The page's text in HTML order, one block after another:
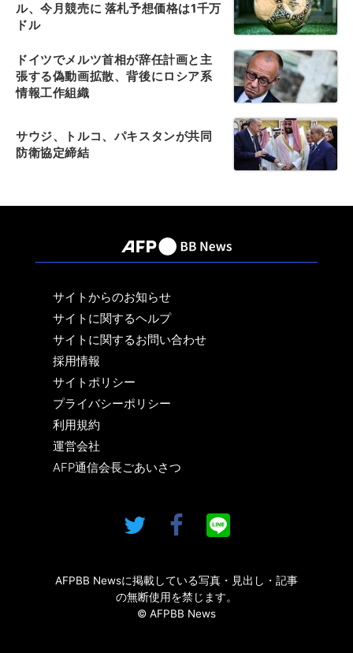
ル、今月競売に 落札予想価格は1千万
ドル
ドイツでメルツ首相が辞任計画と主
張する偽動画拡散、背後にロシア系
情報工作組織
サウジ、トルコ、パキスタンが共同
防衛協定締結
サイトからのお知らせ
サイトに関するヘルプ
サイトに関するお問い合わせ
採用情報
サイトポリシー
プライバシーポリシー
利用規約
運営会社
AFP通信会長ごあいさつ
AFPBB Newsに掲載している写真・見出し・記事
の無断使用を禁じます。
© AFPBB News